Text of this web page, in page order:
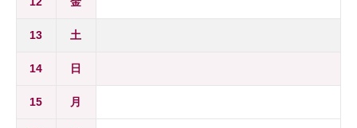
13 土
14 日
15 月